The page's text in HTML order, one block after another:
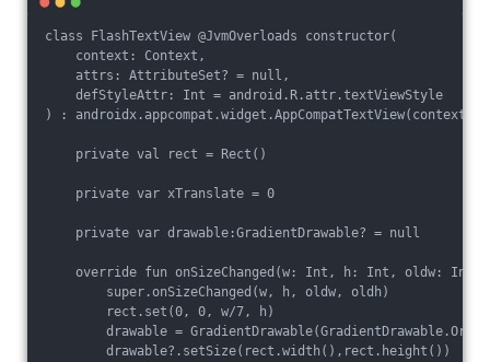
class FlashTextView @JvmOverloads constructor(
    context: Context,
    attrs: AttributeSet? = null,
    defStyleAttr: Int = android.R.attr.textViewStyle
) :
    private val rect = Rect()
    private var xTranslate = 0
    private var drawable:GradientDrawable? = null
override fun onSizeChanged(w: Int, h: Int, oldw: Int,
        super.onSizeChanged(w, h, oldw, oldh)
        rect.set(0, 0, w/7, h)
drawable =
        drawable?.setSize(rect.width(),rect.height())